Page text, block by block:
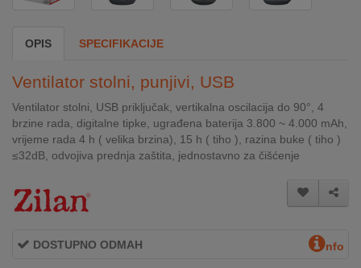
&
GAME
INTERNO
MOJ
OPIS SPECIFIKACIJE
Ventilator stolni, punjivi, USB
Ventilator stolni, USB priključak, vertikalna oscilacija do 90°, 4
brzine rada, digitalne tipke, ugrađena baterija 3.800 ~ 4.000 mAh,
vrijeme rada 4 h ( velika brzina), 15 h ( tiho ), razina buke ( tiho )
≤32dB, odvojiva prednja zaštita, jednostavno za čišćenje
DOSTUPNO ODMAH nfo